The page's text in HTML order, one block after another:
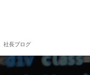
社長ブログ